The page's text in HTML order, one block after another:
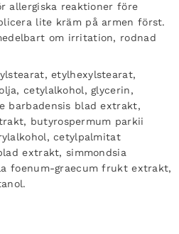
allergiska reaktioner före
lite kräm på armen först.
om irritation, rodnad
etylhexylstearat,
cetylalkohol, glycerin,
barbadensis blad extrakt,
butyrospermum parkii
cetylpalmitat
extrakt, simmondsia
foenum-graecum frukt extrakt,